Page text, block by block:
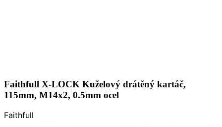
Faithfull X-LOCK Kuželový drátěný kartáč,
115mm, M14x2, 0.5mm ocel
Faithfull